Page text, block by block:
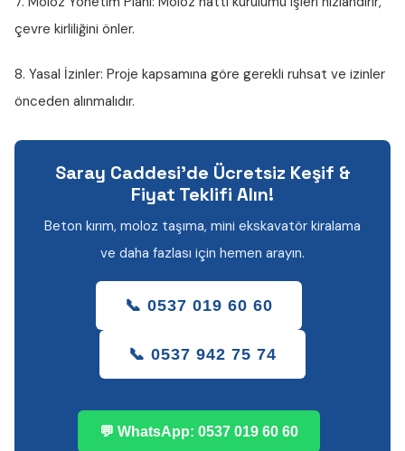
çevre kirliliğini önler.
8. Yasal İzinler: Proje kapsamına göre gerekli ruhsat ve izinler
önceden alınmalıdır.
Saray Caddesi'de Ücretsiz Keşif &
Fiyat Teklifi Alın!
Beton kırım, moloz taşıma, mini ekskavatör kiralama
ve daha fazlası için hemen arayın.
📞 0537 019 60 60
📞 0537 942 75 74
💬 WhatsApp: 0537 019 60 60